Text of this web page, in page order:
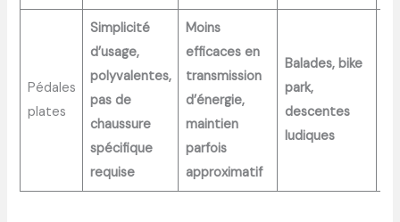
Pédales
plates
Simplicité
d’usage,
polyvalentes,
pas de
chaussure
spécifique
requise
Moins
efficaces en
transmission
d’énergie,
maintien
parfois
approximatif
Balades, bike
park,
descentes
ludiques